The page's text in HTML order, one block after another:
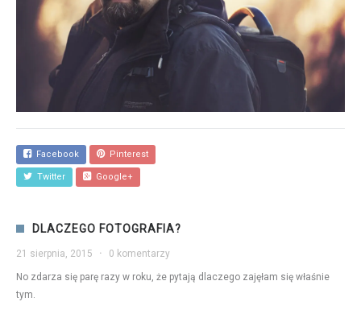
Facebook Pinterest
Twitter Google+
DLACZEGO FOTOGRAFIA?
21 sierpnia, 2015 · 0 komentarzy
No zdarza się parę razy w roku, że pytają dlaczego zajęłam się właśnie
tym.